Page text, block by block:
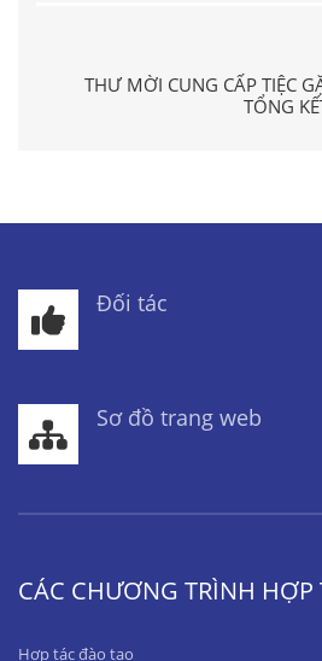
THƯ MỜI CUNG CẤP TIỆC
TỔNG
Đối tác
Sơ đồ trang web
CÁC CHƯƠNG TRÌNH HỢP
Hợp tác đào tạo